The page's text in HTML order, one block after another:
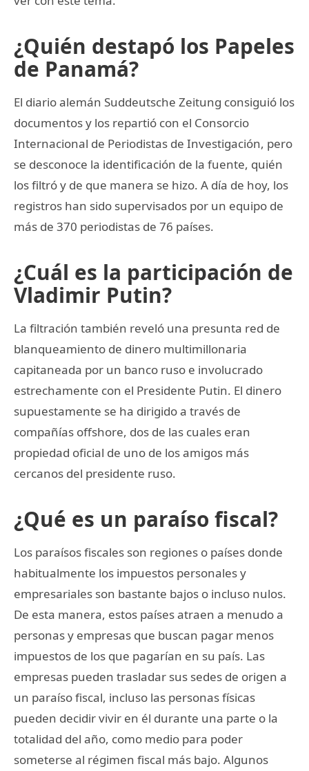
¿Quién destapó los Papeles
de Panamá?
El diario alemán Suddeutsche Zeitung consiguió los
documentos y los repartió con el Consorcio
Internacional de Periodistas de Investigación, pero
se desconoce la identificación de la fuente, quién
los filtró y de que manera se hizo. A día de hoy, los
registros han sido supervisados por un equipo de
más de 370 periodistas de 76 países.
¿Cuál es la participación de
Vladimir Putin?
La filtración también reveló una presunta red de
blanqueamiento de dinero multimillonaria
capitaneada por un banco ruso e involucrado
estrechamente con el Presidente Putin. El dinero
supuestamente se ha dirigido a través de
compañías offshore, dos de las cuales eran
propiedad oficial de uno de los amigos más
cercanos del presidente ruso.
¿Qué es un paraíso fiscal?
Los paraísos fiscales son regiones o países donde
habitualmente los impuestos personales y
empresariales son bastante bajos o incluso nulos.
De esta manera, estos países atraen a menudo a
personas y empresas que buscan pagar menos
impuestos de los que pagarían en su país. Las
empresas pueden trasladar sus sedes de origen a
un paraíso fiscal, incluso las personas físicas
pueden decidir vivir en él durante una parte o la
totalidad del año, como medio para poder
someterse al régimen fiscal más bajo. Algunos